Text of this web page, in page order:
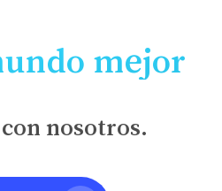
mejor
nosotros.